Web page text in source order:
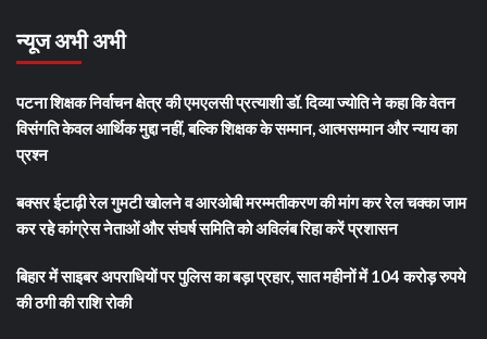
न्यूज अभी अभी
पटना शिक्षक निर्वाचन क्षेत्र की एमएलसी प्रत्याशी डॉ. दिव्या ज्योति ने कहा कि वेतन
विसंगति केवल आर्थिक मुद्दा नहीं, बल्कि शिक्षक के सम्मान, आत्मसम्मान और न्याय का
प्रश्न
बक्सर ईटाढ़ी रेल गुमटी खोलने व आरओबी मरम्मतीकरण की मांग कर रेल चक्का जाम
कर रहे कांग्रेस नेताओं और संघर्ष समिति को अविलंब रिहा करें प्रशासन
बिहार में साइबर अपराधियों पर पुलिस का बड़ा प्रहार, सात महीनों में 104 करोड़ रुपये
की ठगी की राशि रोकी